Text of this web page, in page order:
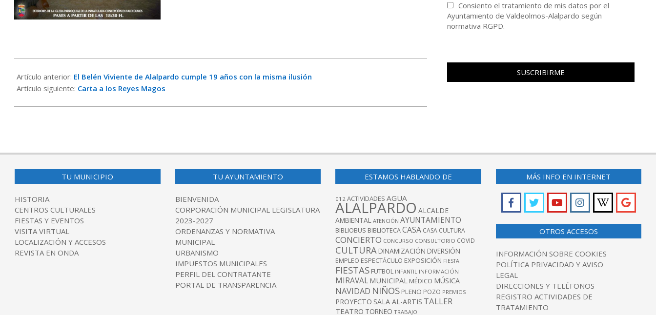
11-
30
Artículo anterior: El Belén Viviente de Alalpardo cumple 19 años con la misma ilusión
Artículo siguiente: Carta a los Reyes Magos
Consiento el tratamiento de mis datos por el
Ayuntamiento de Valdeolmos-Alalpardo según
normativa RGPD.
TU MUNICIPIO
HISTORIA
CENTROS CULTURALES
FIESTAS Y EVENTOS
VISITA VIRTUAL
LOCALIZACIÓN Y ACCESOS
REVISTA EN ONDA
TU AYUNTAMIENTO
BIENVENIDA
CORPORACIÓN MUNICIPAL LEGISLATURA
2023-2027
ORDENANZAS Y NORMATIVA
MUNICIPAL
URBANISMO
IMPUESTOS MUNICIPALES
PERFIL DEL CONTRATANTE
PORTAL DE TRANSPARENCIA
ESTAMOS HABLANDO DE
012 ACTIVIDADES AGUA
ALALPARDO ALCALDE
AMBIENTAL ATENCIÓN AYUNTAMIENTO
BIBLIOBUS BIBLIOTECACASA CASA CULTURA
CONCIERTO CONCURSO CONSULTORIO COVID
CULTURA DINAMIZACIÓN DIVERSIÓN
EMPLEO ESPECTÁCULO EXPOSICIÓN FIESTA
FIESTAS FUTBOL INFANTIL INFORMACIÓN
MIRAVAL MUNICIPAL MÉDICO MÚSICA
NAVIDAD NIÑOS PLENO POZO PREMIOS
PROYECTO SALA AL-ARTIS TALLER
TEATRO TORNEO TRABAJO
MÁS INFO EN INTERNET
OTROS ACCESOS
INFORMACIÓN SOBRE COOKIES
POLÍTICA PRIVACIDAD Y AVISO
LEGAL
DIRECCIONES Y TELÉFONOS
REGISTRO ACTIVIDADES DE
TRATAMIENTO